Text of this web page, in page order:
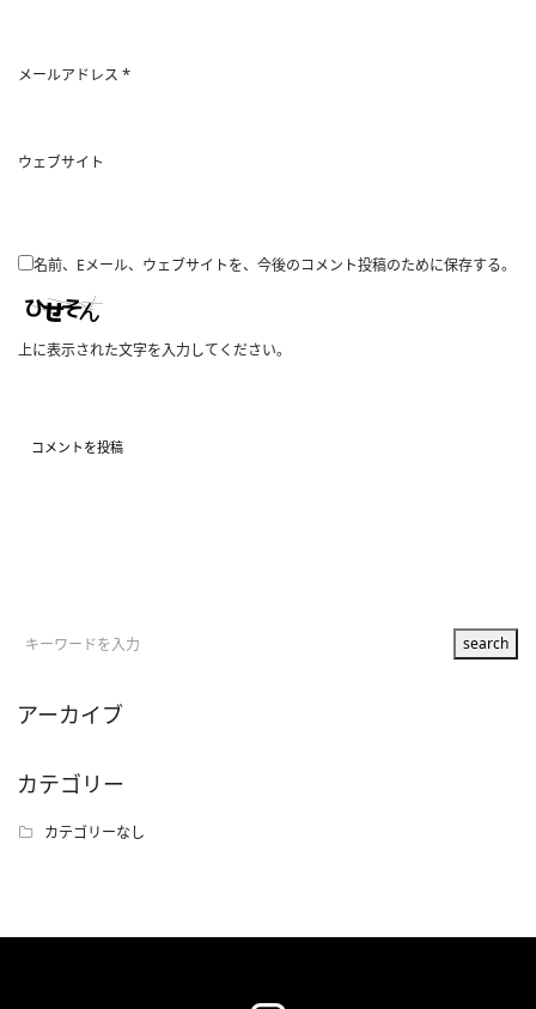
メールアドレス *
ウェブサイト
名前、Eメール、ウェブサイトを、今後のコメント投稿のために保存する。
上に表示された文字を入力してください。
アーカイブ
カテゴリー
カテゴリーなし